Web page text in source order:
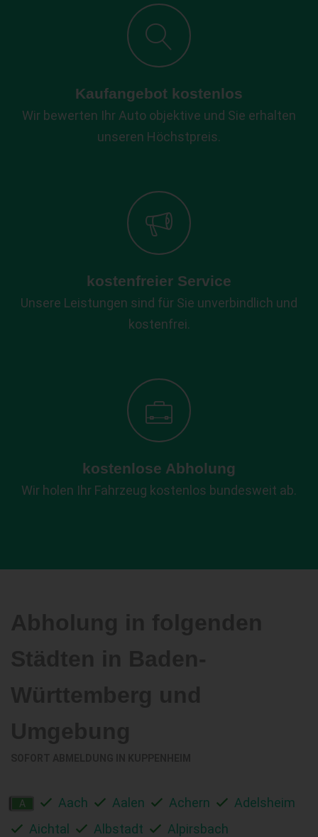
Kaufangebot kostenlos
Wir bewerten Ihr Auto objektive und Sie erhalten
unseren Höchstpreis.
kostenfreier Service
Unsere Leistungen sind für Sie unverbindlich und
kostenfrei.
kostenlose Abholung
Wir holen Ihr Fahrzeug kostenlos bundesweit ab.
A Aach Aalen Achern
Adelsheim
Aichtal
Albstadt
Alpirsbach